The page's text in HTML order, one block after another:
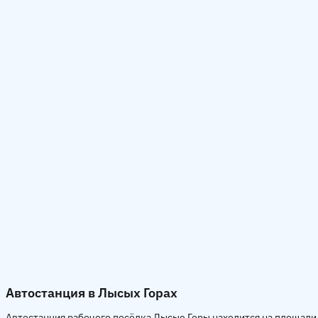
Автостанция в Лысых Горах